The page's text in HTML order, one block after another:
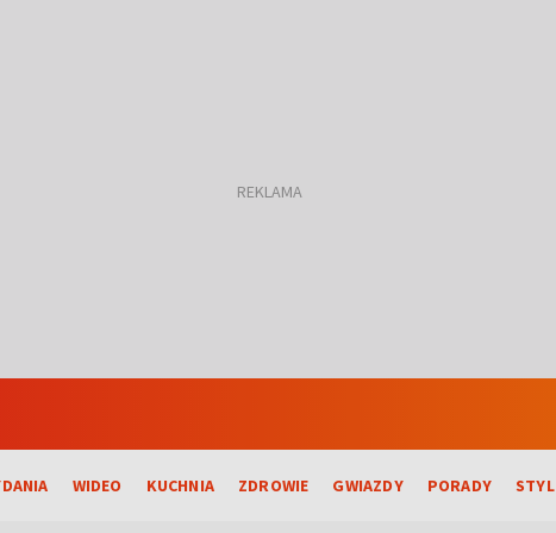
WIDEO KUCHNIA ZDROWIE GWIAZDY PORADY STYL